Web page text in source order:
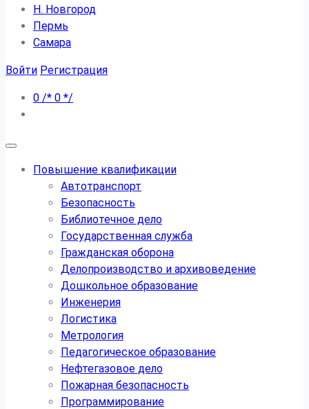
Н. Новгород
Пермь
Самара
Войти Регистрация
0 /* 0 */
Повышение квалификации
Автотранспорт
Безопасность
Библиотечное дело
Государственная служба
Гражданская оборона
Делопроизводство и архивоведение
Дошкольное образование
Инженерия
Логистика
Метрология
Педагогическое образование
Нефтегазовое дело
Пожарная безопасность
Программирование